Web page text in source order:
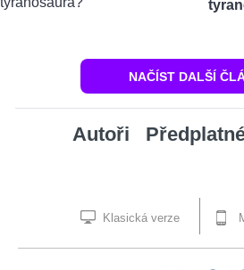
NAČÍST DALŠÍ
Autoři
Klasická verze